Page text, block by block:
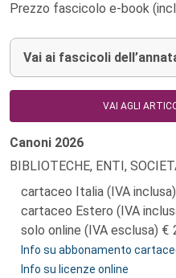
Prezzo fascicolo e-book
Vai ai fascicoli
VAI AGLI
Canoni 2026
BIBLIOTECHE, ENTI,
cartaceo Italia (IVA inclusa)
cartaceo Estero (IVA
solo online (IVA esclusa)
Info su abbonamento
Info su licenze online